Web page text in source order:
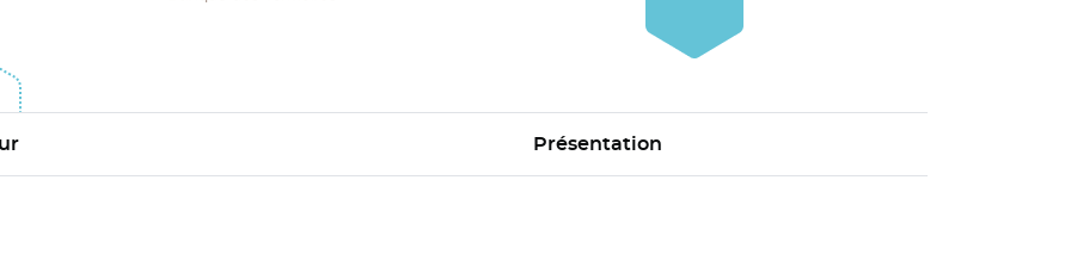
Présentation